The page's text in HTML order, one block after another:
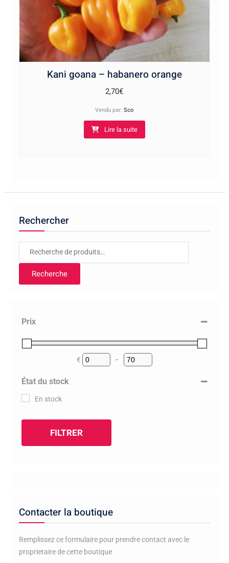
Kani goana – habanero orange
2,70€
Vendu par:Sco
Lire la suite
Rechercher
Recherche
Recherche
Prix
€
Minimum Price
-
Maximum Price
État du stock
En stock
FILTRER
Contacter la boutique
Remplissez ce formulaire pour prendre contact avec le
proprietaire de cette boutique